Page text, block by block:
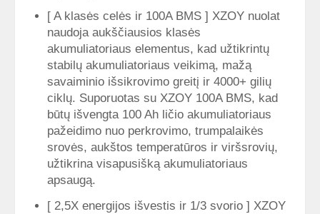
[ A klasės celės ir 100A BMS ] XZOY nuolat
naudoja aukščiausios klasės
akumuliatoriaus elementus, kad užtikrintų
stabilų akumuliatoriaus veikimą, mažą
savaiminio išsikrovimo greitį ir 4000+ gilių
ciklų. Suporuotas su XZOY 100A BMS, kad
būtų išvengta 100 Ah ličio akumuliatoriaus
pažeidimo nuo perkrovimo, trumpalaikės
srovės, aukštos temperatūros ir viršsrovių,
užtikrina visapusišką akumuliatoriaus
apsaugą.
[ 2,5X energijos išvestis ir 1/3 svorio ] XZOY